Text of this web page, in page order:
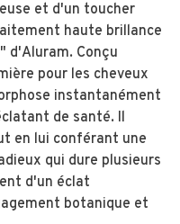
et d'un toucher
haute brillance
d'Aluram. Conçu
pour les cheveux
instantanément
de santé. Il
en lui conférant une
qui dure plusieurs
d'un éclat
botanique et